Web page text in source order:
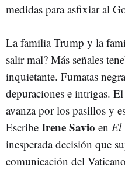
medidas para asfixiar al
La familia Trump y la
salir mal? Más señales
inquietante. Fumatas
depuraciones e intrigas.
avanza por los pasillos y
Escribe Irene Savio en El
inesperada decisión que
comunicación del